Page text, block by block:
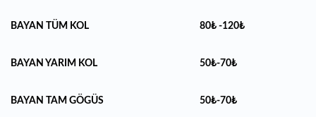
BAYAN TÜM KOL 80₺ -120₺
BAYAN YARIM KOL 50₺-70₺
BAYAN TAM GÖGÜS 50₺-70₺